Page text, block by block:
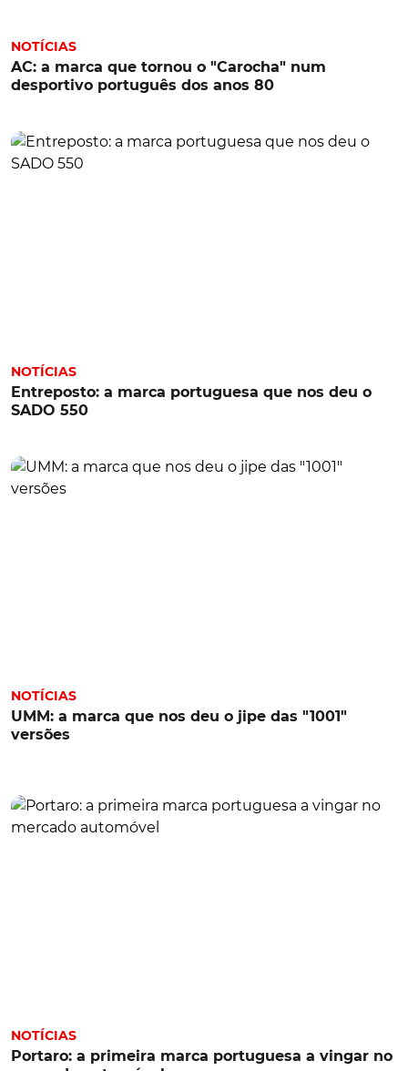
NOTÍCIAS
AC: a marca que tornou o "Carocha" num
desportivo português dos anos 80
NOTÍCIAS
Entreposto: a marca portuguesa que nos deu o
SADO 550
NOTÍCIAS
UMM: a marca que nos deu o jipe das "1001"
versões
NOTÍCIAS
Portaro: a primeira marca portuguesa a vingar no